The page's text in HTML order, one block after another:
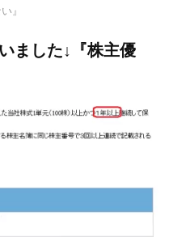
』
ました↓『株主優